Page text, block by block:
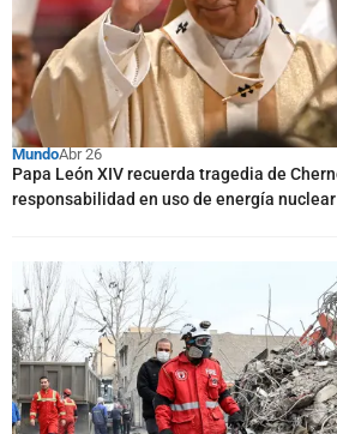
MundoAbr 26
Papa León XIV recuerda tragedia de
responsabilidad en uso de energía nuclear